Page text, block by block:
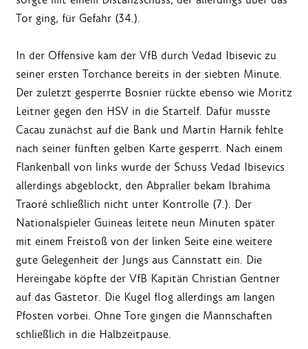
Tor ging, für Gefahr (34.).
In der Offensive kam der VfB durch Vedad Ibisevic zu
seiner ersten Torchance bereits in der siebten Minute.
Der zuletzt gesperrte Bosnier rückte ebenso wie Moritz
Leitner gegen den HSV in die Startelf. Dafür musste
Cacau zunächst auf die Bank und Martin Harnik fehlte
nach seiner fünften gelben Karte gesperrt. Nach einem
Flankenball von links wurde der Schuss Vedad Ibisevics
allerdings abgeblockt, den Abpraller bekam Ibrahima
Traoré schließlich nicht unter Kontrolle (7.). Der
Nationalspieler Guineas leitete neun Minuten später
mit einem Freistoß von der linken Seite eine weitere
gute Gelegenheit der Jungs aus Cannstatt ein. Die
Hereingabe köpfte der VfB Kapitän Christian Gentner
auf das Gästetor. Die Kugel flog allerdings am langen
Pfosten vorbei. Ohne Tore gingen die Mannschaften
schließlich in die Halbzeitpause.